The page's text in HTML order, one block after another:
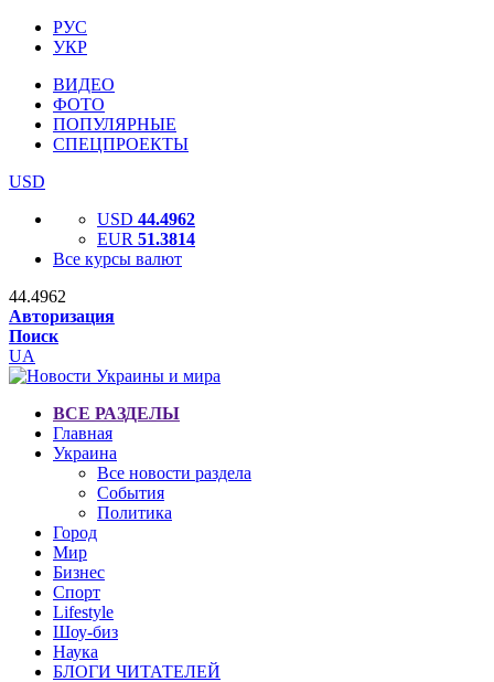
РУС
УКР
ВИДЕО
ФОТО
ПОПУЛЯРНЫЕ
СПЕЦПРОЕКТЫ
USD
USD 44.4962
EUR 51.3814
Все курсы валют
44.4962
Авторизация
Поиск
UA
ВСЕ РАЗДЕЛЫ
Главная
Украина
Все новости раздела
События
Политика
Город
Мир
Бизнес
Спорт
Lifestyle
Шоу-биз
Наука
БЛОГИ ЧИТАТЕЛЕЙ